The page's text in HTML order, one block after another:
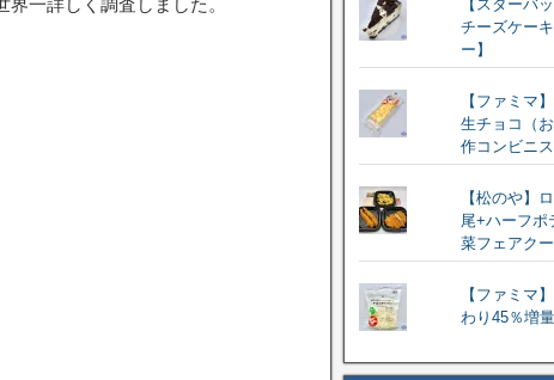
界一詳しく調査しました。
【スターバ
チーズケー
ー】
【ファミマ
生チョコ（
作コンビニス
【松のや】
尾+ハーフポ
菜フェアクー
【ファミマ
わり45％増